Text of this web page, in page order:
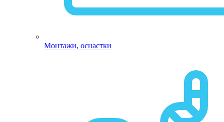
Монтажи, оснастки